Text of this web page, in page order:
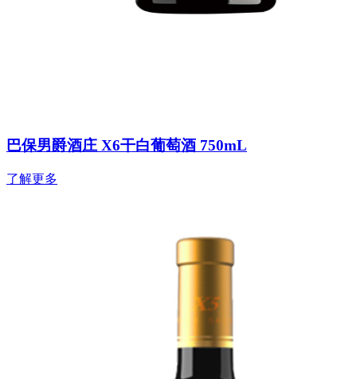
巴保男爵酒庄 X6干白葡萄酒 750mL
了解更多